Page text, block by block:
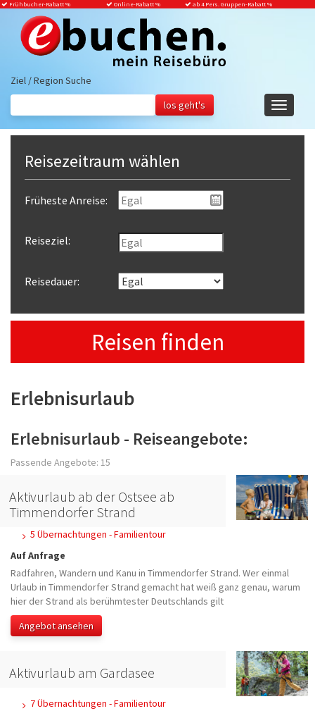
Frühbucher-Rabatt% Online-Rabatt % ab 4 Pers. Gruppen-Rabatt %
Ziel / Region Suche
Reisezeitraum wählen
Früheste Anreise:
Reiseziel:
Reisedauer:
Reisen finden
Erlebnisurlaub
Erlebnisurlaub - Reiseangebote:
Passende Angebote: 15
Aktivurlaub ab der Ostsee ab
Timmendorfer Strand
5 Übernachtungen - Familientour
Auf Anfrage
Radfahren, Wandern und Kanu in Timmendorfer Strand. Wer einmal
Urlaub in Timmendorfer Strand gemacht hat weiß ganz genau, warum
hier der Strand als berühmtester Deutschlands gilt
Angebot ansehen
Aktivurlaub am Gardasee
7 Übernachtungen - Familientour